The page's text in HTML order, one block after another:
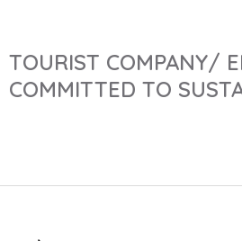
TOURIST COMPANY/
COMMITTED TO